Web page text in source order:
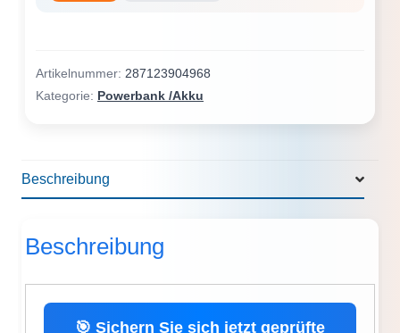
Menge
Artikelnummer: 287123904968
Kategorie: Powerbank /Akku
Beschreibung
Beschreibung
🎯 Sichern Sie sich jetzt geprüfte